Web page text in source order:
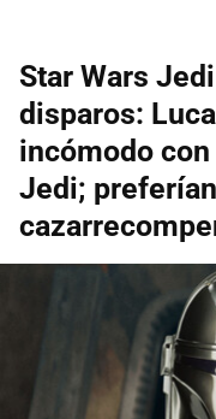
Star Wars
disparos:
incómodo
Jedi;